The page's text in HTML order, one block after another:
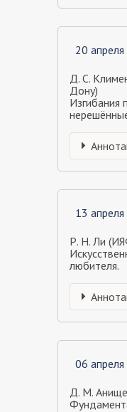
20 апреля
Д. С.
Дону)
Изгибания
13 апреля
Р. Н. Ли
любителя.
06 апреля
Д. М.